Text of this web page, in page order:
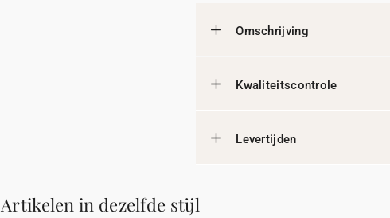
Omschrijving
Kwaliteitscontrole
Levertijden
Artikelen in dezelfde stijl